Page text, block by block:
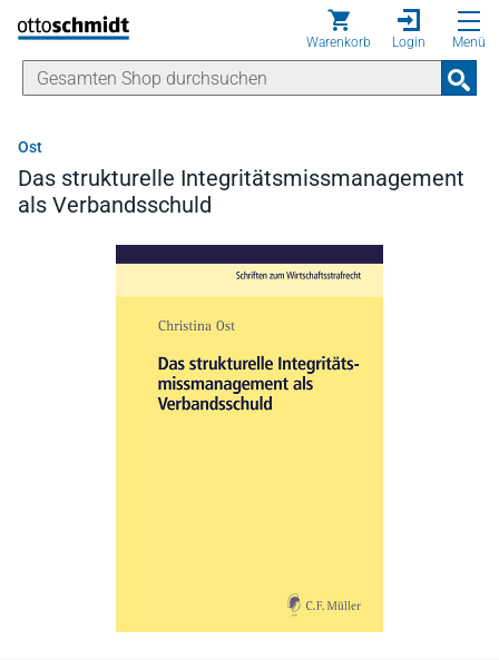
Direkt zum Inhalt
Warenkorb Login Menü
Ost
Das strukturelle Integritätsmissmanagement
als Verbandsschuld